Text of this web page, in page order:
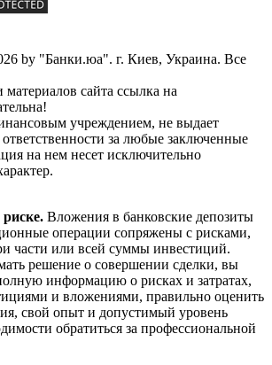
by "Банки.юа". г. Киев, Украина. Все
сайта ссылка на
учреждением, не выдает
за любые заключенные
на нем несет исключительно
Вложения в банковские депозиты
операции сопряжены с рисками,
части или всей суммы инвестиций.
решение о совершении сделки, вы
информацию о рисках и затратах,
и вложениями, правильно оценить
свой опыт и допустимый уровень
обратиться за профессиональной